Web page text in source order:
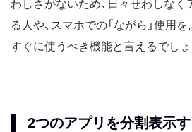
わしさがないため、日々せわしな
る人や、スマホでの「ながら」使用
すぐに使うべき機能と言えるでしょ
2つのアプリを分割表示